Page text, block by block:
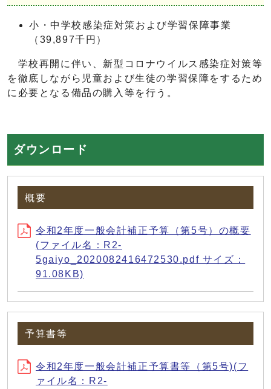
小・中学校感染症対策および学習保障事業
（39,897千円）
学校再開に伴い、新型コロナウイルス感染症対策等
を徹底しながら児童および生徒の学習保障をするため
に必要となる備品の購入等を行う。
ダウンロード
概要
令和2年度一般会計補正予算（第5号）の概要
(ファイル名：R2-
5gaiyo_2020082416472530.pdf サイズ：
91.08KB)
予算書等
令和2年度一般会計補正予算書等（第5号)(フ
ァイル名：R2-